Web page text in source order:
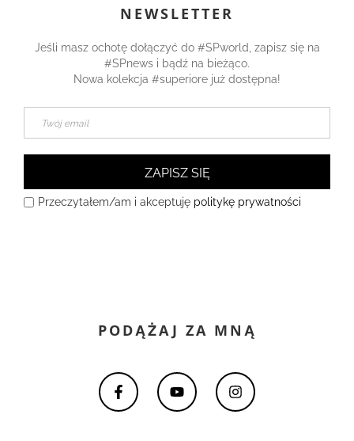
NEWSLETTER
Jeśli masz ochotę dołączyć do #SPworld, zapisz się na
#SPnews i bądź na bieżąco.
Nowa kolekcja #superiore już dostępna!
ZAPISZ SIĘ
Przeczytałem/am i akceptuję politykę prywatności
PODĄŻAJ ZA MNĄ